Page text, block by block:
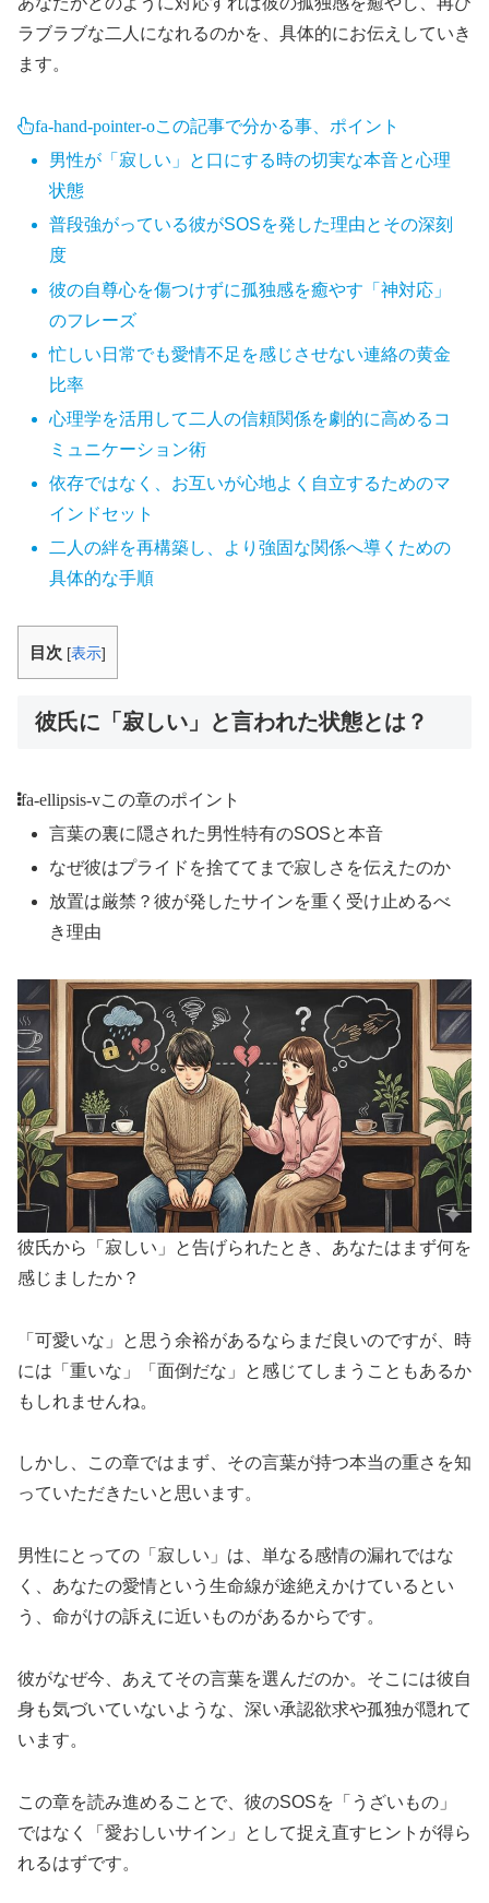
ラブラブな二人になれるのかを、具体的にお伝えしていき
ます。
fa-hand-pointer-oこの記事で分かる事、ポイント
男性が「寂しい」と口にする時の切実な本音と心理
状態
普段強がっている彼がSOSを発した理由とその深刻
度
彼の自尊心を傷つけずに孤独感を癒やす「神対応」
のフレーズ
忙しい日常でも愛情不足を感じさせない連絡の黄金
比率
心理学を活用して二人の信頼関係を劇的に高めるコ
ミュニケーション術
依存ではなく、お互いが心地よく自立するためのマ
インドセット
二人の絆を再構築し、より強固な関係へ導くための
具体的な手順
目次 [表示]
彼氏に「寂しい」と言われた状態とは？
fa-ellipsis-vこの章のポイント
言葉の裏に隠された男性特有のSOSと本音
なぜ彼はプライドを捨ててまで寂しさを伝えたのか
放置は厳禁？彼が発したサインを重く受け止めるべ
き理由
彼氏から「寂しい」と告げられたとき、あなたはまず何を
感じましたか？
「可愛いな」と思う余裕があるならまだ良いのですが、時
には「重いな」「面倒だな」と感じてしまうこともあるか
もしれませんね。
しかし、この章ではまず、その言葉が持つ本当の重さを知
っていただきたいと思います。
男性にとっての「寂しい」は、単なる感情の漏れではな
く、あなたの愛情という生命線が途絶えかけているとい
う、命がけの訴えに近いものがあるからです。
彼がなぜ今、あえてその言葉を選んだのか。そこには彼自
身も気づいていないような、深い承認欲求や孤独が隠れて
います。
この章を読み進めることで、彼のSOSを「うざいもの」
ではなく「愛おしいサイン」として捉え直すヒントが得ら
れるはずです。